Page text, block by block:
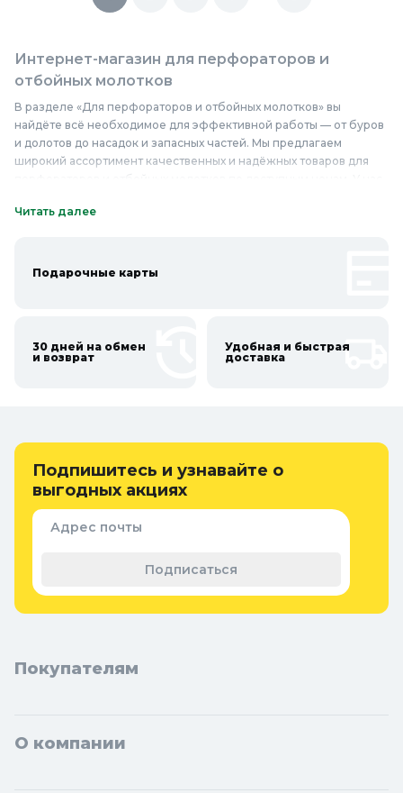
Интернет-магазин для перфораторов и
отбойных молотков
В разделе «Для перфораторов и отбойных молотков» вы
найдёте всё необходимое для эффективной работы — от буров
и долотов до насадок и запасных частей. Мы предлагаем
широкий ассортимент качественных и надёжных товаров для
из высокопрочных материалов, которые обеспечивают долгий
и кирпичных конструкций, отличаются особой прочностью и
перфораторов и отбойных молотков в Колорлон и убедитесь в
их качестве и надёжности.
Интернет-магазин Колорлон предлагает большой выбор для
перфораторов и отбойных молотков по выгодным ценам для
жителей Москвы и городов Московской области: Балашиха,
Подольск, Химки, Мытищи, Королёв, Люберцы, Красногорск,
Одинцово, Домодедово, Электросталь, Коломна, Щёлково,
Серпухов, Долгопрудный, Раменское, Реутов, Жуковский,
Воскресенск, Чехов, Клин, Ивантеевка, Лобня, Дубна, Егорьевск,
Наро-Фоминск, Дмитров, Лыткарино, Павловский Посад,
Ступино, Котельники, Фрязино, Дзержинский, Солнечногорск,
Читать далее
Подарочные карты
30 дней на обмен
и возврат
Удобная и быстрая
доставка
Подпишитесь и узнавайте о
выгодных акциях
Адрес почты
Подписаться
Покупателям
О компании